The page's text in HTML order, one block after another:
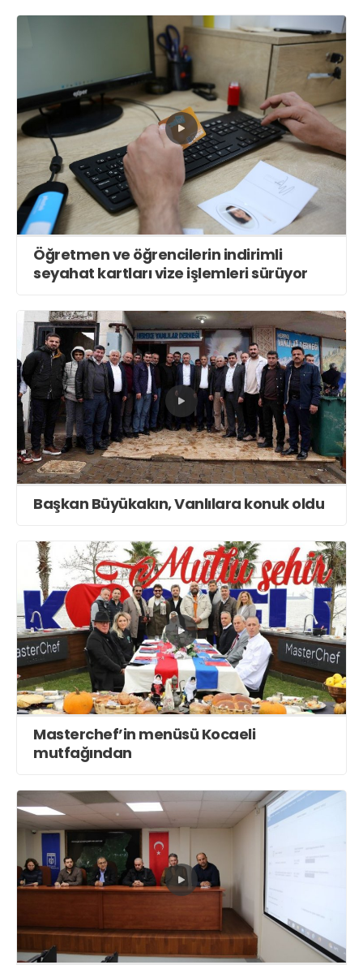
Öğretmen ve öğrencilerin indirimli
seyahat kartları vize işlemleri sürüyor
Başkan Büyükakın, Vanlılara konuk oldu
Masterchef’in menüsü Kocaeli
mutfağından